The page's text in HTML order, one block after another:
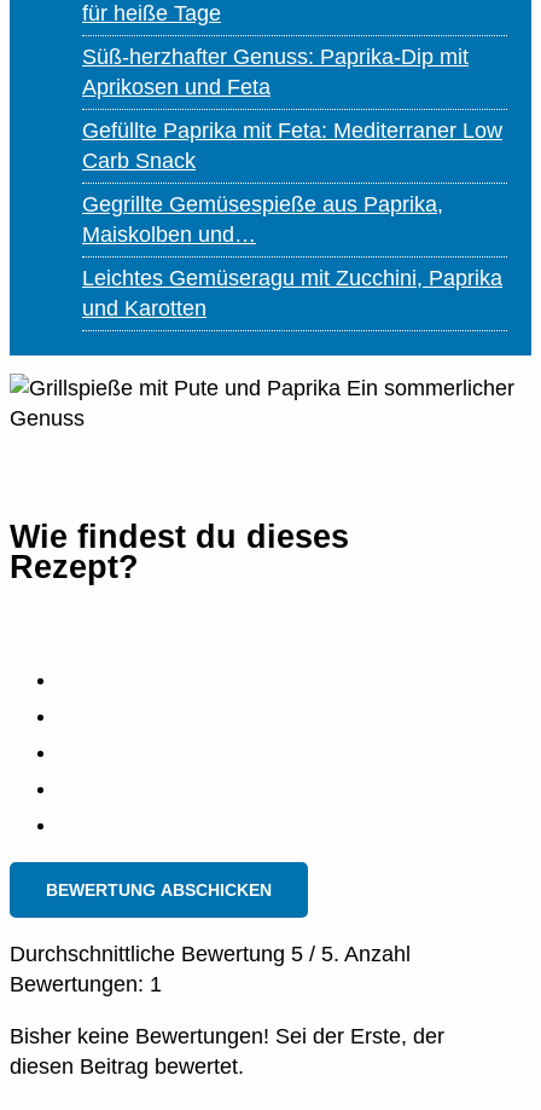
für heiße Tage
Süß-herzhafter Genuss: Paprika-Dip mit
Aprikosen und Feta
Gefüllte Paprika mit Feta: Mediterraner Low
Carb Snack
Gegrillte Gemüsespieße aus Paprika,
Maiskolben und…
Leichtes Gemüseragu mit Zucchini, Paprika
und Karotten
Wie findest du dieses
Rezept?
BEWERTUNG ABSCHICKEN
Durchschnittliche Bewertung 5 / 5. Anzahl
Bewertungen: 1
Bisher keine Bewertungen! Sei der Erste, der
diesen Beitrag bewertet.